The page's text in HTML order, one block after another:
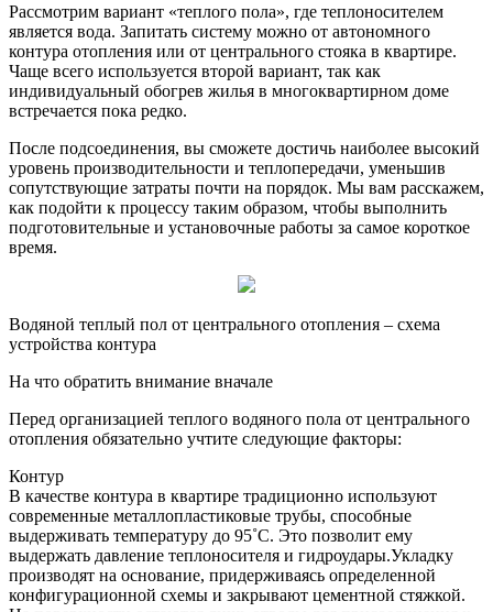
Рассмотрим вариант «теплого пола», где теплоносителем
является вода. Запитать систему можно от автономного
контура отопления или от центрального стояка в квартире.
Чаще всего используется второй вариант, так как
индивидуальный обогрев жилья в многоквартирном доме
встречается пока редко.
После подсоединения, вы сможете достичь наиболее высокий
уровень производительности и теплопередачи, уменьшив
сопутствующие затраты почти на порядок. Мы вам расскажем,
как подойти к процессу таким образом, чтобы выполнить
подготовительные и установочные работы за самое короткое
время.
Водяной теплый пол от центрального отопления – схема
устройства контура
На что обратить внимание вначале
Перед организацией теплого водяного пола от центрального
отопления обязательно учтите следующие факторы:
Контур
В качестве контура в квартире традиционно используют
современные металлопластиковые трубы, способные
выдерживать температуру до 95˚С. Это позволит ему
выдержать давление теплоносителя и гидроудары.Укладку
производят на основание, придерживаясь определенной
конфигурационной схемы и закрывают цементной стяжкой.